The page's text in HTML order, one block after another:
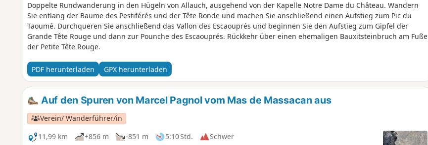
Doppelte Rundwanderung in den Hügeln von Allauch, ausgehend von der Kapelle Notre Dame du Château. Wandern
Sie entlang der Baume des Pestiférés und der Tête Ronde und machen Sie anschließend einen Aufstieg zum Pic du
Taoumé. Durchqueren Sie anschließend das Vallon des Escaouprés und beginnen Sie den Aufstieg zum Gipfel der
Grande Tête Rouge und dann zur Pounche des Escaouprés. Rückkehr über einen ehemaligen Bauxitsteinbruch am Fuße
der Petite Tête Rouge.
PDF herunterladen GPX herunterladen
Auf den Spuren von Marcel Pagnol vom Mas de Massacan aus
Verein/ Wanderführer/in
11,99 km
+856 m -851 m 5:10 Std.
Schwer